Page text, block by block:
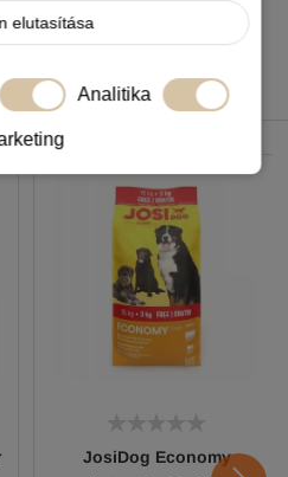
elutasítása
Analitika
JosiDog Economy